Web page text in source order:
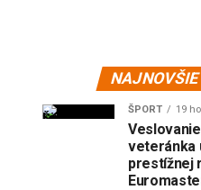
ŠPORT 19
veteránka
prestížnej